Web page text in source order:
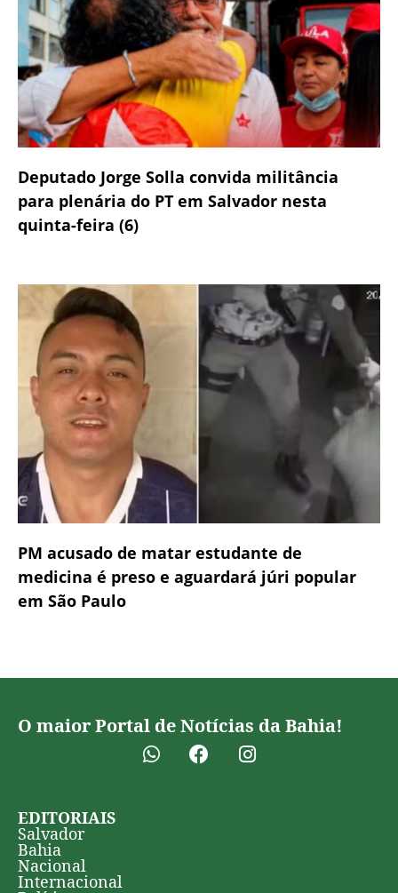
Deputado Jorge Solla convida militância
para plenária do PT em Salvador nesta
quinta-feira (6)
PM acusado de matar estudante de
medicina é preso e aguardará júri popular
em São Paulo
O maior Portal de Notícias da Bahia!
EDITORIAIS
Salvador
Bahia
Nacional
Internacional